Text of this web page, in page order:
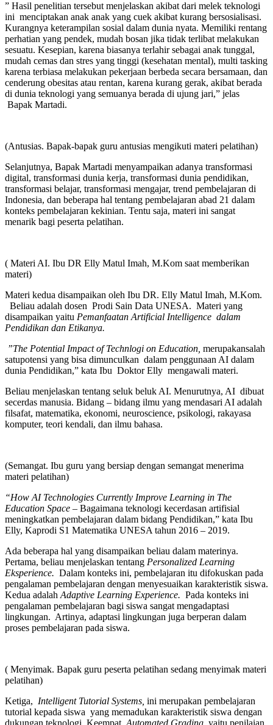
” Hasil penelitian tersebut menjelaskan akibat dari melek teknologi
ini menciptakan anak anak yang cuek akibat kurang bersosialisasi.
Kurangnya keterampilan sosial dalam dunia nyata. Memiliki rentang
perhatian yang pendek, mudah bosan jika tidak terlibat melakukan
sesuatu. Kesepian, karena biasanya terlahir sebagai anak tunggal,
mudah cemas dan stres yang tinggi (kesehatan mental), multi tasking
karena terbiasa melakukan pekerjaan berbeda secara bersamaan, dan
cenderung obesitas atau rentan, karena kurang gerak, akibat berada
di dunia teknologi yang semuanya berada di ujung jari,” jelas
Bapak Martadi.
(Antusias. Bapak-bapak guru antusias mengikuti materi pelatihan)
Selanjutnya, Bapak Martadi menyampaikan adanya transformasi
digital, transformasi dunia kerja, transformasi dunia pendidikan,
transformasi belajar, transformasi mengajar, trend pembelajaran di
Indonesia, dan beberapa hal tentang pembelajaran abad 21 dalam
konteks pembelajaran kekinian. Tentu saja, materi ini sangat
menarik bagi peserta pelatihan.
( Materi AI. Ibu DR Elly Matul Imah, M.Kom saat memberikan
materi)
Materi kedua disampaikan oleh Ibu DR. Elly Matul Imah, M.Kom.
Beliau adalah dosen Prodi Sain Data UNESA. Materi yang
disampaikan yaitu Pemanfaatan Artificial Intelligence dalam
Pendidikan dan Etikanya.
”The Potential Impact of Technlogi on Education, merupakansalah
satupotensi yang bisa dimunculkan dalam penggunaan AI dalam
dunia Pendidikan,” kata Ibu Doktor Elly mengawali materi.
Beliau menjelaskan tentang seluk beluk AI. Menurutnya, AI dibuat
secerdas manusia. Bidang – bidang ilmu yang mendasari AI adalah
filsafat, matematika, ekonomi, neuroscience, psikologi, rakayasa
komputer, teori kendali, dan ilmu bahasa.
(Semangat. Ibu guru yang bersiap dengan semangat menerima
materi pelatihan)
“How AI Technologies Currently Improve Learning in The
Education Space – Bagaimana teknologi kecerdasan artifisial
meningkatkan pembelajaran dalam bidang Pendidikan,” kata Ibu
Elly, Kaprodi S1 Matematika UNESA tahun 2016 – 2019.
Ada beberapa hal yang disampaikan beliau dalam materinya.
Pertama, beliau menjelaskan tentang Personalized Learning
Eksperience. Dalam konteks ini, pembelajaran itu difokuskan pada
pengalaman pembelajaran dengan menyesuaikan karakteristik siswa.
Kedua adalahAdaptive Learning Experience. Pada konteks ini
pengalaman pembelajaran bagi siswa sangat mengadaptasi
lingkungan. Artinya, adaptasi lingkungan juga berperan dalam
proses pembelajaran pada siswa.
( Menyimak. Bapak guru peserta pelatihan sedang menyimak materi
pelatihan)
Ketiga, Intelligent Tutorial Systems, ini merupakan pembelajaran
tutorial kepada siswa yang memadukan karakteristik siswa dengan